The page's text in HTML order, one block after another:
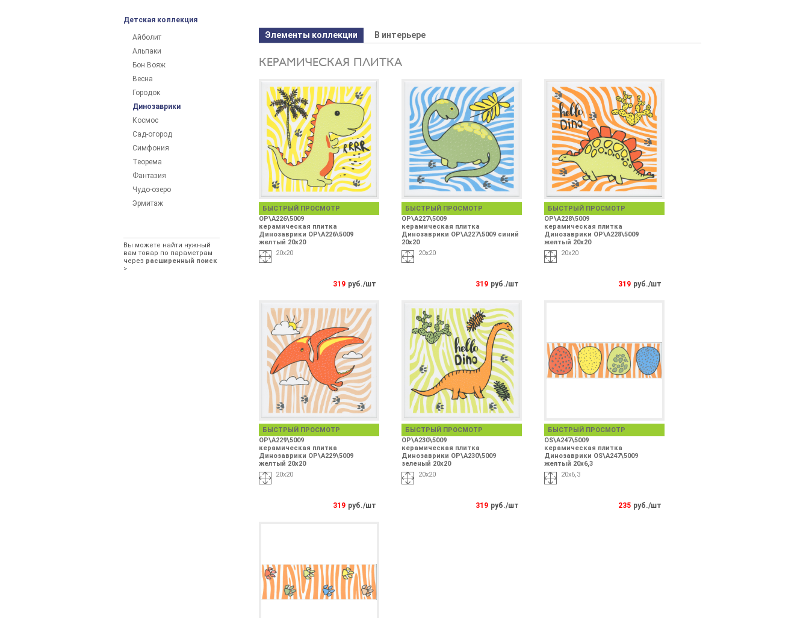
Детская коллекция
Айболит
Альпаки
Бон Вояж
Весна
Городок
Динозаврики
Космос
Сад-огород
Симфония
Теорема
Фантазия
Чудо-озеро
Эрмитаж
Вы можете найти нужный
вам товар по параметрам
через расширенный поиск
>
Элементы коллекции В интерьере
КЕРАМИЧЕСКАЯ ПЛИТКА
БЫСТРЫЙ ПРОСМОТР
OP\A226\5009
керамическая плитка
Динозаврики OP\A226\5009
желтый 20х20
20х20
319 руб./шт
БЫСТРЫЙ ПРОСМОТР
OP\A227\5009
керамическая плитка
Динозаврики OP\A227\5009 синий
20х20
20х20
319 руб./шт
БЫСТРЫЙ ПРОСМОТР
OP\A228\5009
керамическая плитка
Динозаврики OP\A228\5009
желтый 20х20
20х20
319 руб./шт
БЫСТРЫЙ ПРОСМОТР
OP\A229\5009
керамическая плитка
Динозаврики OP\A229\5009
желтый 20х20
20х20
319 руб./шт
БЫСТРЫЙ ПРОСМОТР
OP\A230\5009
керамическая плитка
Динозаврики OP\A230\5009
зеленый 20х20
20х20
319 руб./шт
БЫСТРЫЙ ПРОСМОТР
OS\A247\5009
керамическая плитка
Динозаврики OS\A247\5009
желтый 20x6,3
20x6,3
235 руб./шт